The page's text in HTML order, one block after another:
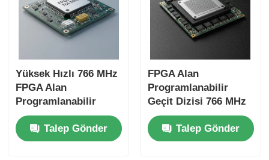
Yüksek Hızlı 766 MHz
FPGA Alan
Programlanabilir
Geçit Dizisi 22uF
Tantalum
Kondensatörü ve 6
Talep Gönder
FPGA Alan
Programlanabilir
Geçit Dizisi 766 MHz
Maksimum Saat
Frekansı 229 Kbit
Dağıtılmış RAM ve 2
Talep Gönder